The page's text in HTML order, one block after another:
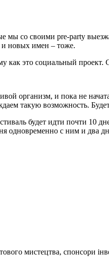
со своими pre-party
и новых имен – тоже.
это социальный
организм, и пока не
такую возможность.
будет идти почти 10
одновременно с ним и два
мистецтва, спонсори